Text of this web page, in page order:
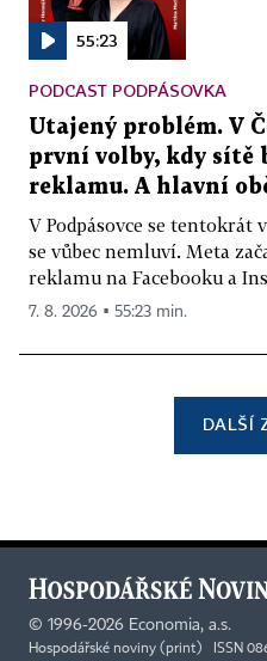
55:23
PODCAST PODPÁSOVKA
Utajený problém. V
první volby, kdy
reklamu. A hlavní
V Podpásovce se tentokrát
se vůbec nemluví. Meta
reklamu na Facebooku a
7. 8. 2026 ▪ 55:23 min.
DALŠÍ
© 1996-2026 Economia, a.s.
Hospodářské noviny (print) ISSN